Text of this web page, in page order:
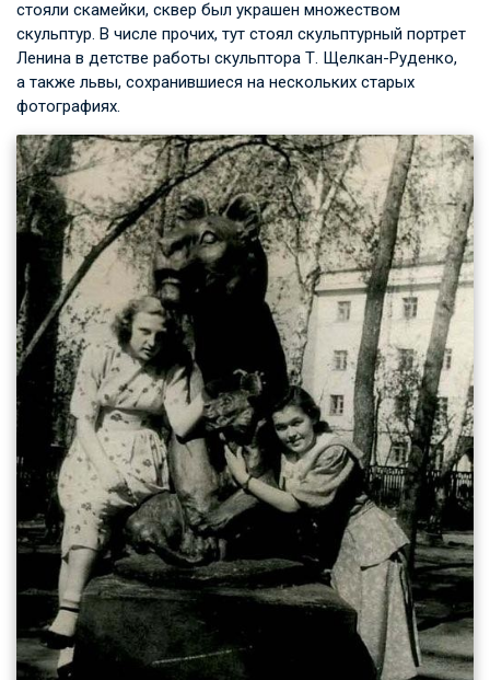
стояли скамейки, сквер был украшен множеством
скульптур. В числе прочих, тут стоял скульптурный портрет
Ленина в детстве работы скульптора Т. Щелкан-Руденко,
а также львы, сохранившиеся на нескольких старых
фотографиях.